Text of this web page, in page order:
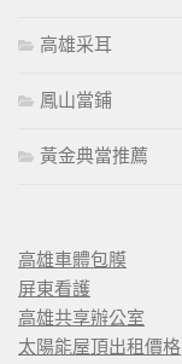
高雄采耳
鳳山當鋪
黃金典當推薦
高雄車體包膜
屏東看護
高雄共享辦公室
太陽能屋頂出租價格